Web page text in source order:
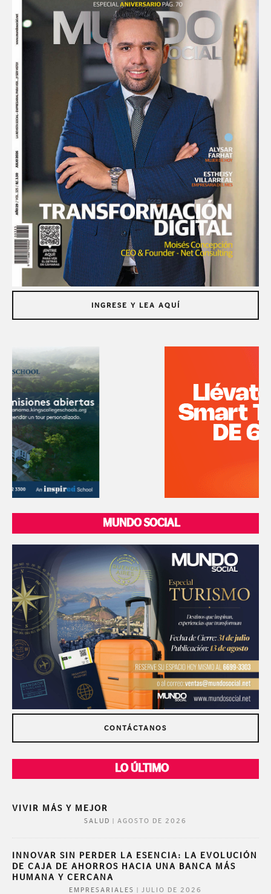
INGRESE Y LEA AQUÍ
MUNDO SOCIAL
CONTÁCTANOS
LO ÚLTIMO
VIVIR MÁS Y MEJOR
SALUD AGOSTO DE 2026
INNOVAR SIN PERDER LA ESENCIA: LA EVOLUCIÓN
DE CAJA DE AHORROS HACIA UNA BANCA MÁS
HUMANA Y CERCANA
EMPRESARIALES JULIO DE 2026